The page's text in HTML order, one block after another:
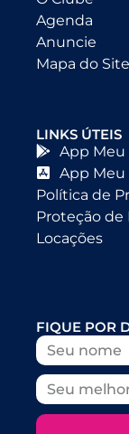
Agenda
Anuncie
Mapa do Site
LINKS ÚTEIS
App Meu
App Meu
Política de
Proteção de
Locações
FIQUE POR